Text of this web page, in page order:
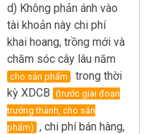
d) Không phản ánh vào
tài khoản này chi phí
khai hoang, trồng mới và
chăm sóc cây lâu năm
cho sản phẩm
trong thời
kỳ XDCB (trước giai đoạn
trưởng thành, cho sản
phẩm) , chi phí bán hàng,